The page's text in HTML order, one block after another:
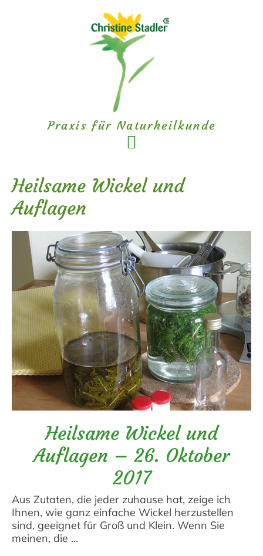
Praxis für Naturheilkunde
Heilsame Wickel und
Auflagen
Heilsame Wickel und
Auflagen – 26. Oktober
2017
Aus Zutaten, die jeder zuhause hat, zeige ich
Ihnen, wie ganz einfache Wickel herzustellen
sind, geeignet für Groß und Klein. Wenn Sie
meinen, die …